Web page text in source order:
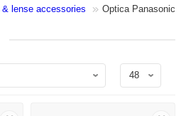
& lense accessories Optica Panasonic